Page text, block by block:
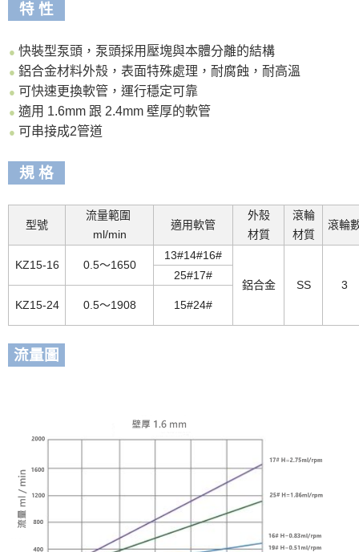
特 性
● 快裝型泵頭，泵頭採用壓塊與本體分離的結構
● 鋁合金材料外殼，表面特殊處理，耐腐蝕，耐高溫
● 可快速更換軟管，運行穩定可靠
● 適用 1.6mm 跟 2.4mm 壁厚的軟管
● 可串接成2管道
規 格
型號
流量範圍
適用軟管
外殼 滾輪
滾輪
ml/min 材質 材質
KZ15-16 0.5～1650
13#14#16#
鋁合金 SS 3
25#17#
KZ15-24 0.5～1908 15#24#
流量圖